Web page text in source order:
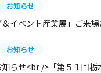
お知らせ
＆イベント産業展」ご来
お知らせ
らせ<br />「第５１回栃